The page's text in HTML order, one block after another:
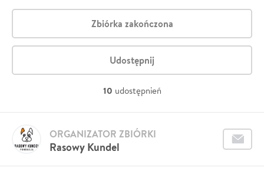
Zbiórka zakończona
Udostępnij
10 udostępnień
Rasowy Kundel
ORGANIZATOR ZBIÓRKI